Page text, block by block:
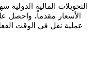
الأسعار مقدماً، واحصل